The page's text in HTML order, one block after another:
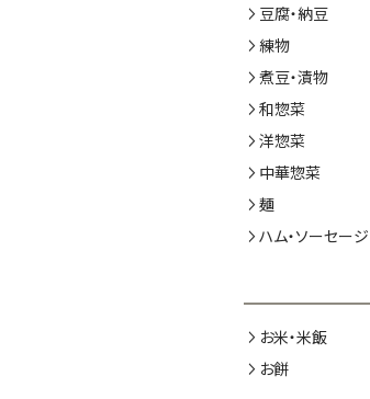
豆腐・納豆
練物
煮豆・漬物
和惣菜
洋惣菜
中華惣菜
麺
ハム・ソーセージ
お米・米飯
お餅